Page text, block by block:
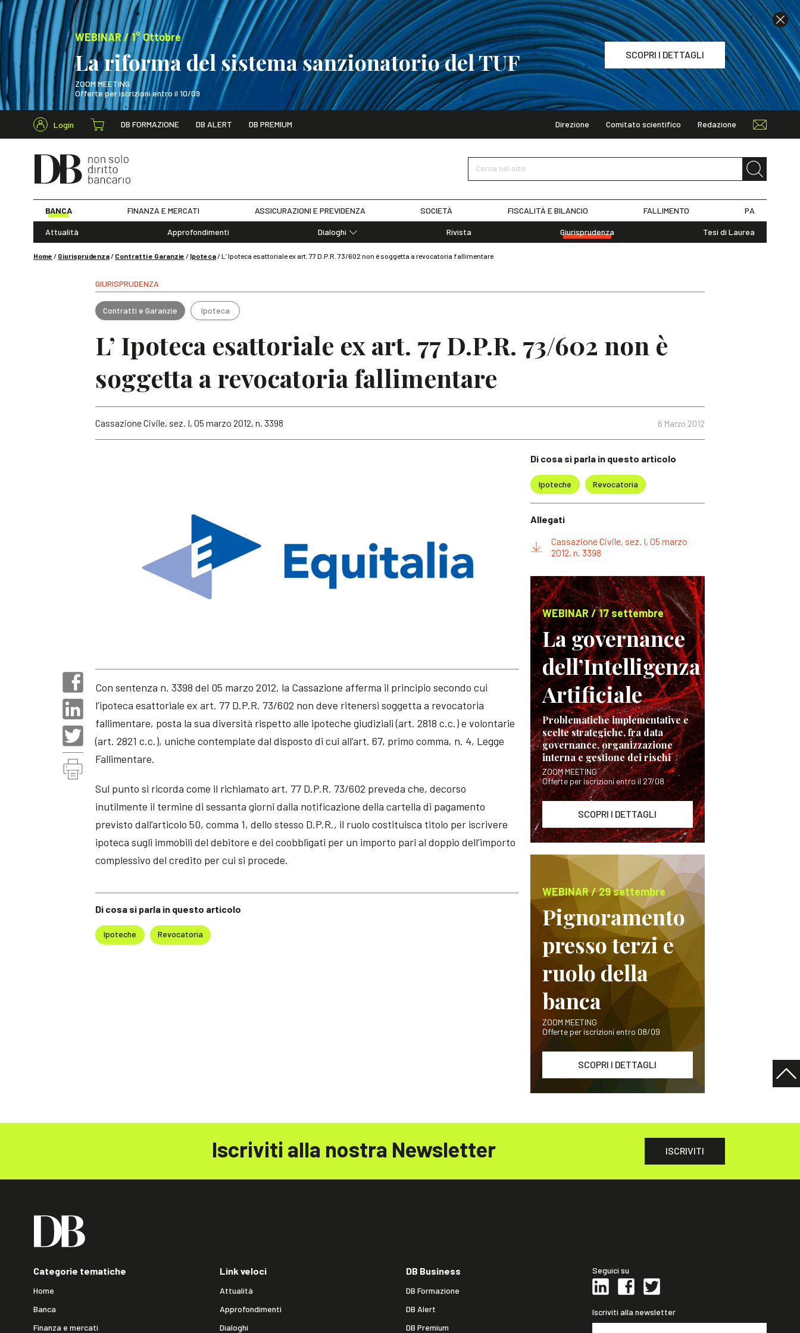
WEBINAR / 1° Ottobre
La riforma del sistema sanzionatorio del TUF
ZOOM MEETING
Offerte per iscrizioni entro il 10/09
SCOPRI I DETTAGLI
WEBINAR / 1° Ottobre
Login DB FORMAZIONE DB ALERT DB PREMIUM Direzione Comitato scientifico Redazione
Cerca nel sito
BANCA FINANZA E MERCATI ASSICURAZIONI E PREVIDENZA SOCIETÀ FISCALITÀ E BILANCIO FALLIMENTO PA
Attualità Approfondimenti
Dialoghi
Rivista Giurisprudenza Tesi di Laurea
Home / Giurisprudenza/ Contratti e Garanzie / Ipoteca/L’ Ipoteca esattoriale ex art. 77 D.P.R. 73/602 non è soggetta a revocatoria fallimentare
GIURISPRUDENZA
Contratti e Garanzie Ipoteca
L’ Ipoteca esattoriale ex art. 77 D.P.R. 73/602 non è
soggetta a revocatoria fallimentare
6 Marzo 2012
Cassazione Civile, sez. I, 05 marzo 2012, n. 3398
Di cosa si parla in questo articolo
Ipoteche Revocatoria
Con sentenza n. 3398 del 05 marzo 2012, la Cassazione afferma il principio secondo cui
l’ipoteca esattoriale ex art. 77 D.P.R. 73/602 non deve ritenersi soggetta a revocatoria
fallimentare, posta la sua diversità rispetto alle ipoteche giudiziali (art. 2818 c.c.) e volontarie
(art. 2821 c.c.), uniche contemplate dal disposto di cui all’art. 67, primo comma, n. 4, Legge
Fallimentare.
Sul punto si ricorda come il richiamato art. 77 D.P.R. 73/602 preveda che, decorso
inutilmente il termine di sessanta giorni dalla notificazione della cartella di pagamento
previsto dall’articolo 50, comma 1, dello stesso D.P.R., il ruolo costituisca titolo per iscrivere
ipoteca sugli immobili del debitore e dei coobbligati per un importo pari al doppio dell’importo
complessivo del credito per cui si procede.
Di cosa si parla in questo articolo
Ipoteche Revocatoria
Allegati
Cassazione Civile, sez. I, 05 marzo
2012, n. 3398
WEBINAR / 17 settembre
La governance
dell’Intelligenza
Artificiale
Problematiche implementative e
scelte strategiche, fra data
governance, organizzazione
interna e gestione dei rischi
ZOOM MEETING
Offerte per iscrizioni entro il 27/08
SCOPRI I DETTAGLI
WEBINAR / 29 settembre
Pignoramento
presso terzi e
ruolo della
banca
ZOOM MEETING
Offerte per iscrizioni entro 08/09
SCOPRI I DETTAGLI
Iscriviti alla nostra Newsletter ISCRIVITI
Categorie tematiche
Home
Banca
Finanza e mercati
Link veloci
Attualità
Approfondimenti
Dialoghi
DB Business
DB Formazione
DB Alert
DB Premium
Seguici su
Iscriviti alla newsletter